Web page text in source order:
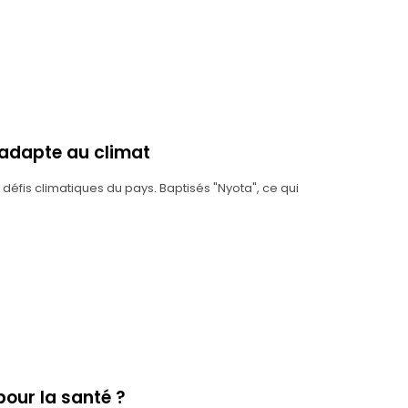
au climat
climatiques du pays. Baptisés "Nyota", ce qui
la santé ?